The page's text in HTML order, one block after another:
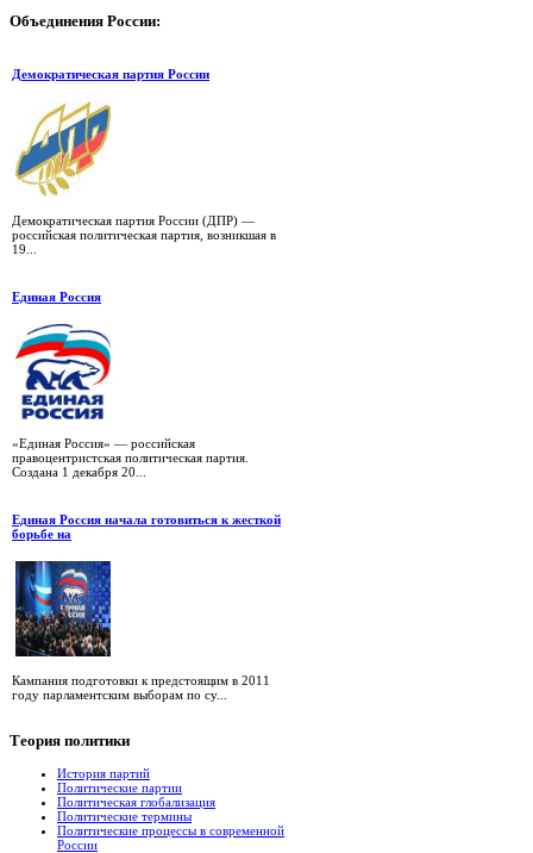
Объединения России:
Демократическая партия России
Демократическая партия России (ДПР) —
российская политическая партия, возникшая в
19...
Единая Россия
«Единая Россия» — российская
правоцентристская политическая партия.
Создана 1 декабря 20...
Единая Россия начала готовиться к жесткой
борьбе на
Кампания подготовки к предстоящим в 2011
году парламентским выборам по су...
Теория политики
История партий
Политические партии
Политическая глобализация
Политические термины
Политические процессы в современной
России